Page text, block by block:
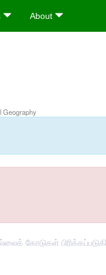
About
Geography
கோடுகள்